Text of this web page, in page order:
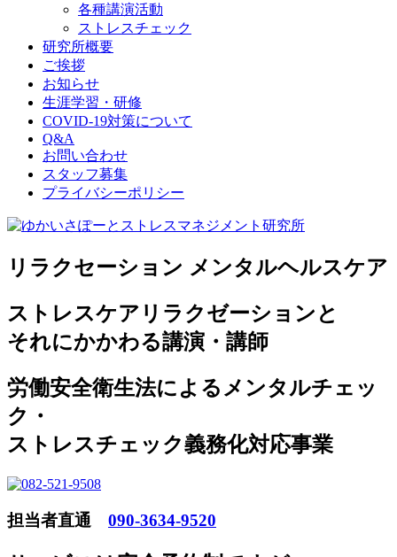
各種講演活動
ストレスチェック
研究所概要
ご挨拶
お知らせ
生涯学習・研修
COVID-19対策について
Q&A
お問い合わせ
スタッフ募集
プライバシーポリシー
リラクセーション メンタルヘルスケア
ストレスケアリラクゼーションと
それにかかわる講演・講師
労働安全衛生法によるメンタルチェッ
ク・
ストレスチェック義務化対応事業
担当者直通 090-3634-9520